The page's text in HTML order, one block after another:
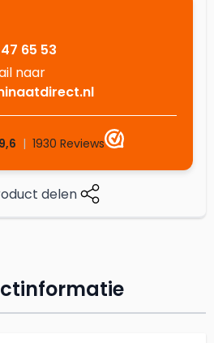
65 53
naar
delen